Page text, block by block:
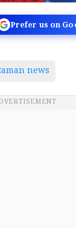
Prefer us on
news